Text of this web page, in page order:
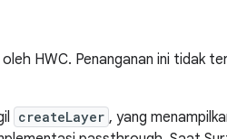
HWC. Penanganan ini tidak
createLayer , yang